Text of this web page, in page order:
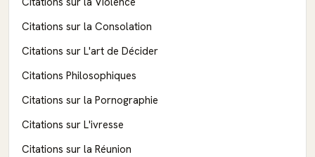
Citations sur la Consolation
Citations sur L'art de Décider
Citations Philosophiques
Citations sur la Pornographie
Citations sur L'ivresse
Citations sur la Réunion